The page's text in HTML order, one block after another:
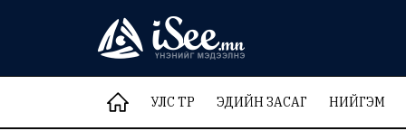
УЛС ТӨР ЭДИЙН ЗАСАГ НИЙГЭМ